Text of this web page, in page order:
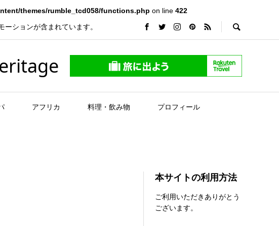
themes/rumble_tcd058/functions.php on line 422
ションが含まれています。
アフリカ 料理・飲み物 プロフィール
本サイトの利用方法
ご利用いただきありがとう
ございます。